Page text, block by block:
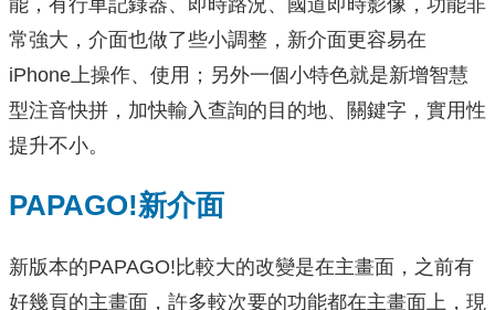
常強大，介面也做了些小調整，新介面更容易在
iPhone上操作、使用；另外一個小特色就是新增智慧
型注音快拼，加快輸入查詢的目的地、關鍵字，實用性
提升不小。
PAPAGO!新介面
新版本的PAPAGO!比較大的改變是在主畫面，之前有
好幾頁的主畫面，許多較次要的功能都在主畫面上，現